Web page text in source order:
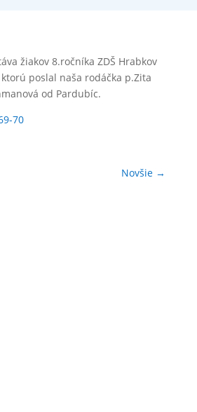
žiakov 8.ročníka ZDŠ Hrabkov
poslal naša rodáčka p.Zita
od Pardubíc.
Novšie →